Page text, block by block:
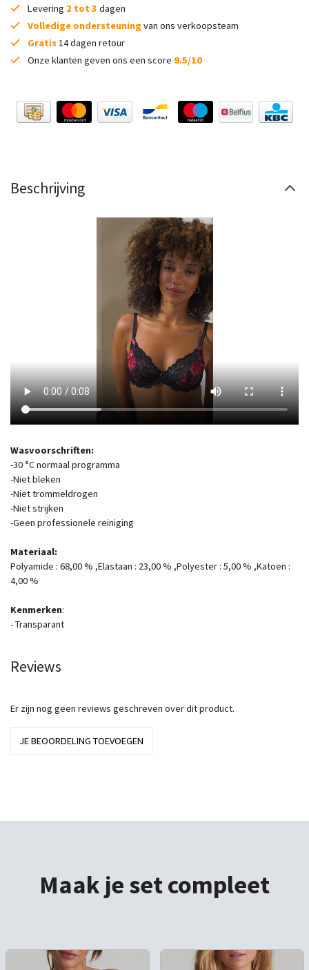
Levering 2 tot 3 dagen
Volledige ondersteuning van ons verkoopsteam
Gratis14 dagen retour
Onze klanten geven ons een score 9.5/10
Beschrijving
Wasvoorschriften:
-30 °C normaal programma
-Niet bleken
-Niet trommeldrogen
-Niet strijken
-Geen professionele reiniging
Materiaal:
Polyamide : 68,00 % ,Elastaan : 23,00 % ,Polyester : 5,00 % ,Katoen :
4,00 %
Kenmerken:
- Transparant
Reviews
Er zijn nog geen reviews geschreven over dit product.
JE BEOORDELING TOEVOEGEN
Maak je set compleet